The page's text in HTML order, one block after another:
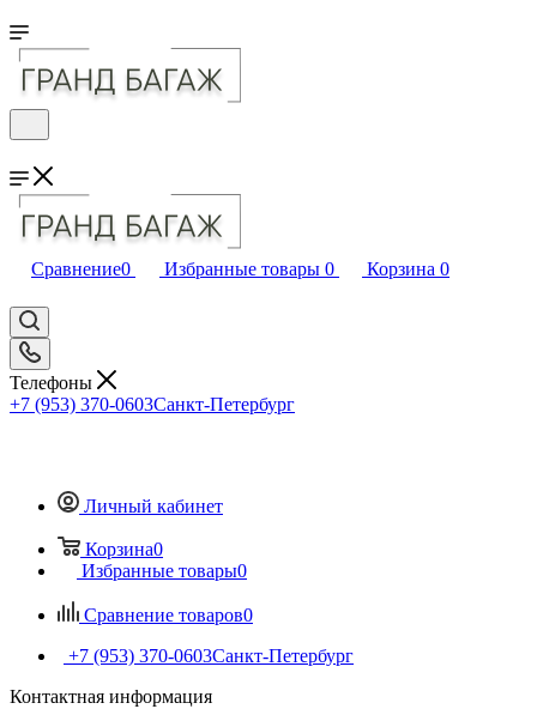
Сравнение0 Избранные товары 0 Корзина 0
Телефоны
+7 (953) 370-0603Санкт-Петербург
Личный кабинет
Корзина0
Избранные товары0
Сравнение товаров0
+7 (953) 370-0603Санкт-Петербург
Контактная информация